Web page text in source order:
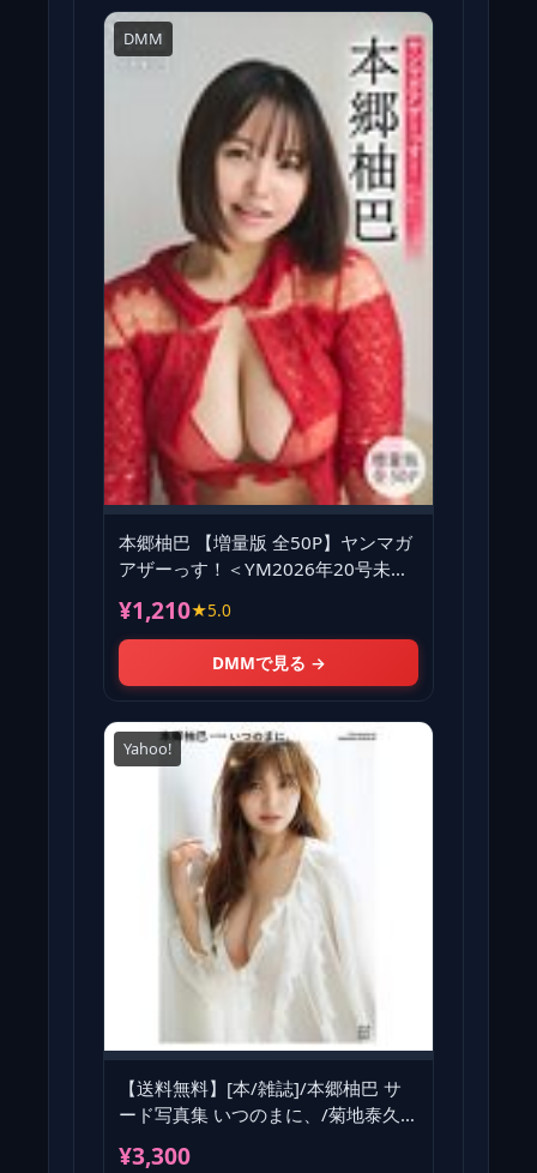
DMM
本郷柚巴 【増量版 全50P】ヤンマガ
アザーっす！＜YM2026年20号未公
¥1,210★5.0
DMMで見る →
Yahoo!
【送料無料】[本/雑誌]/本郷柚巴 サ
ード写真集 いつのまに、/菊地泰久/
¥3,300